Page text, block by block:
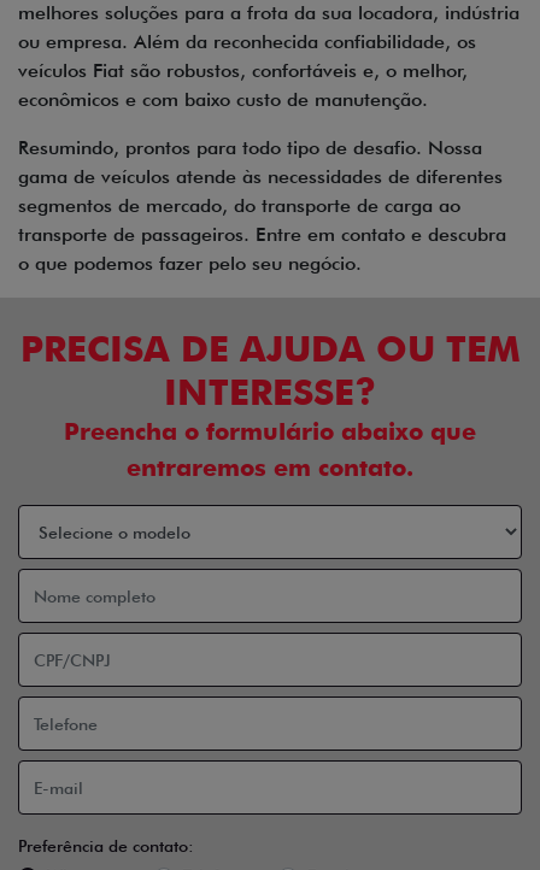
melhores soluções para a frota da sua locadora, indústria
ou empresa. Além da reconhecida confiabilidade, os
veículos Fiat são robustos, confortáveis e, o melhor,
econômicos e com baixo custo de manutenção.
Resumindo, prontos para todo tipo de desafio. Nossa
gama de veículos atende às necessidades de diferentes
segmentos de mercado, do transporte de carga ao
transporte de passageiros. Entre em contato e descubra
o que podemos fazer pelo seu negócio.
PRECISA DE AJUDA OU TEM
INTERESSE?
Preencha o formulário abaixo que
entraremos em contato.
Preferência de contato: